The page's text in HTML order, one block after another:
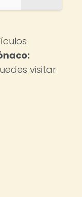
visitar